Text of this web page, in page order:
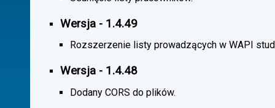
Wersja - 1.4.49
Rozszerzenie listy prowadzących w WAPI
Wersja - 1.4.48
Dodany CORS do plików.